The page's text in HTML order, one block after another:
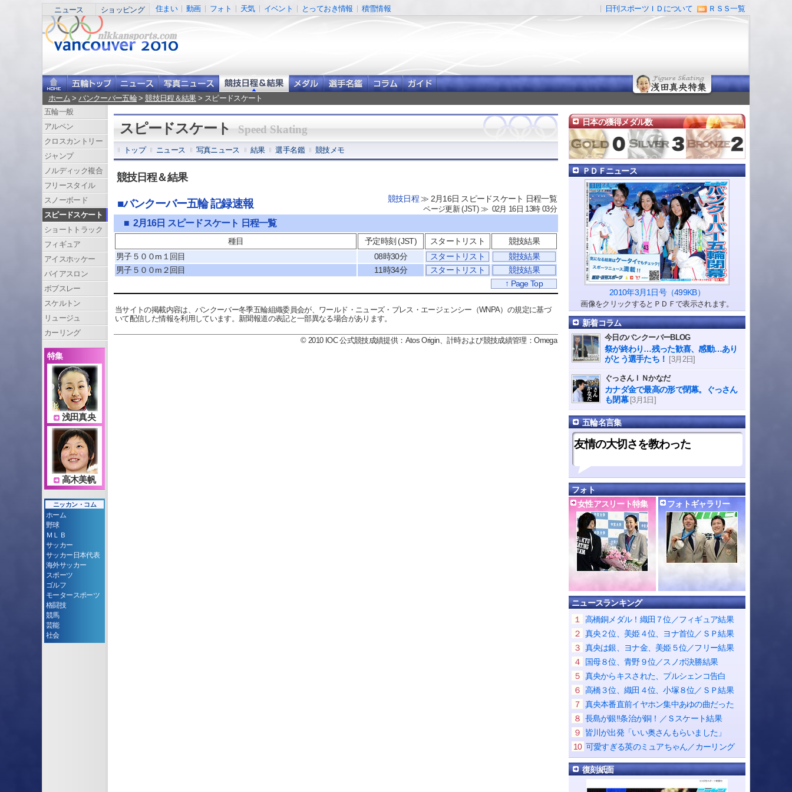
ニュース ショッピング 住まい 動画 フォト 天気 イベント とっておき情報 積雪情報 日刊スポーツＩＤについて ＲＳＳ一覧
ホーム >バンクーバー五輪>競技日程＆結果> スピードスケート
スピードスケート Speed Skating
トップ ニュース 写真ニュース 結果 選手名鑑 競技メモ
競技日程＆結果
■バンクーバー五輪 記録速報 競技日程≫ 2月16日 スピードスケート 日程一覧
ページ更新 (JST) ≫ 02月 16日 13時 03分
■ 2月16日 スピードスケート 日程一覧
種目 予定時刻 (JST) スタートリスト
競技結果
男子５００m１回目
08時30分 スタートリスト
競技結果
男子５００m２回目
11時34分 スタートリスト
競技結果
↑ Page Top
当サイトの掲載内容は、バンクーバー冬季五輪組織委員会が、ワールド・ニューズ・プレス・エージェンシー（WNPA）の規定に基づ
いて配信した情報を利用しています。新聞報道の表記と一部異なる場合があります。
© 2010 IOC 公式競技成績提供：Atos Origin、計時および競技成績管理：Omega
五輪一般
アルペン
クロスカントリー
ジャンプ
ノルディック複合
フリースタイル
スノーボード
スピードスケート
ショートトラック
フィギュア
アイスホッケー
バイアスロン
ボブスレー
スケルトン
リュージュ
カーリング
特集
浅田真央
高木美帆
ニッカン・コム
ホーム
野球
ＭＬＢ
サッカー
サッカー日本代表
海外サッカー
スポーツ
ゴルフ
モータースポーツ
格闘技
競馬
芸能
社会
日本の獲得メダル数
ＰＤＦニュース
2010年3月1日号（499KB）
画像をクリックするとＰＤＦで表示されます。
新着コラム
今日のバンクーバーBLOG
祭が終わり…残った歓喜、感動…あり
がとう選手たち！ [3月2日]
ぐっさんＩＮかなだ
カナダ金で最高の形で閉幕。ぐっさん
も閉幕 [3月1日]
五輪名言集
友情の大切さを教わった
フォト
女性アスリート特集
フォトギャラリー
ニュースランキング
１
高橋銅メダル！織田７位／フィギュア結果
２ 真央２位、美姫４位、ヨナ首位／ＳＰ結果
３ 真央は銀、ヨナ金、美姫５位／フリー結果
４
国母８位、青野９位／スノボ決勝結果
５ 真央からキスされた、プルシェンコ告白
６ 高橋３位、織田４位、小塚８位／ＳＰ結果
７ 真央本番直前イヤホン集中あゆの曲だった
８ 長島が銀!!条治が銅！／Ｓスケート結果
９
皆川が出発「いい奥さんもらいました」
10 可愛すぎる英のミュアちゃん／カーリング
復刻紙面